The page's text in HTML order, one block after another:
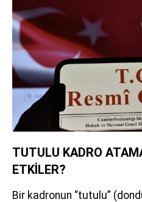
TUTULU KADRO
ETKİLER?
Bir kadronun “tutulu”